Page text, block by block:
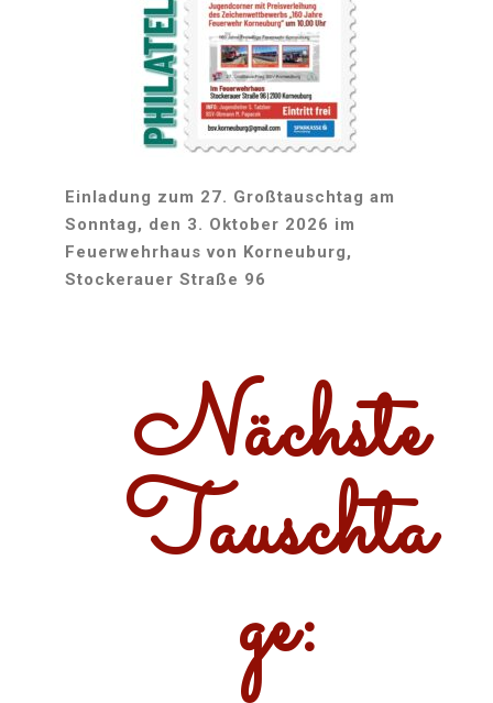
Einladung zum 27. Großtauschtag am
Sonntag, den 3. Oktober 2026 im
Feuerwehrhaus von Korneuburg,
Stockerauer Straße 96
Nächste
Tauschta
ge: